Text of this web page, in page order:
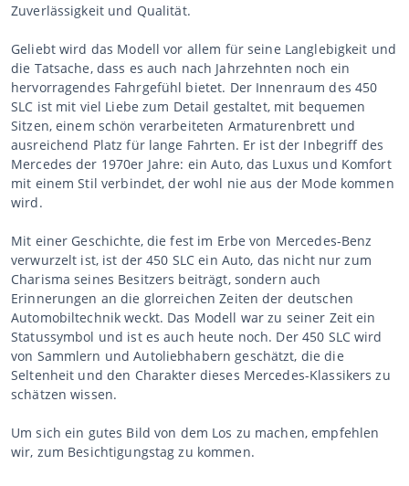
Zuverlässigkeit und Qualität.
Geliebt wird das Modell vor allem für seine Langlebigkeit und
die Tatsache, dass es auch nach Jahrzehnten noch ein
hervorragendes Fahrgefühl bietet. Der Innenraum des 450
SLC ist mit viel Liebe zum Detail gestaltet, mit bequemen
Sitzen, einem schön verarbeiteten Armaturenbrett und
ausreichend Platz für lange Fahrten. Er ist der Inbegriff des
Mercedes der 1970er Jahre: ein Auto, das Luxus und Komfort
mit einem Stil verbindet, der wohl nie aus der Mode kommen
wird.
Mit einer Geschichte, die fest im Erbe von Mercedes-Benz
verwurzelt ist, ist der 450 SLC ein Auto, das nicht nur zum
Charisma seines Besitzers beiträgt, sondern auch
Erinnerungen an die glorreichen Zeiten der deutschen
Automobiltechnik weckt. Das Modell war zu seiner Zeit ein
Statussymbol und ist es auch heute noch. Der 450 SLC wird
von Sammlern und Autoliebhabern geschätzt, die die
Seltenheit und den Charakter dieses Mercedes-Klassikers zu
schätzen wissen.
Um sich ein gutes Bild von dem Los zu machen, empfehlen
wir, zum Besichtigungstag zu kommen.